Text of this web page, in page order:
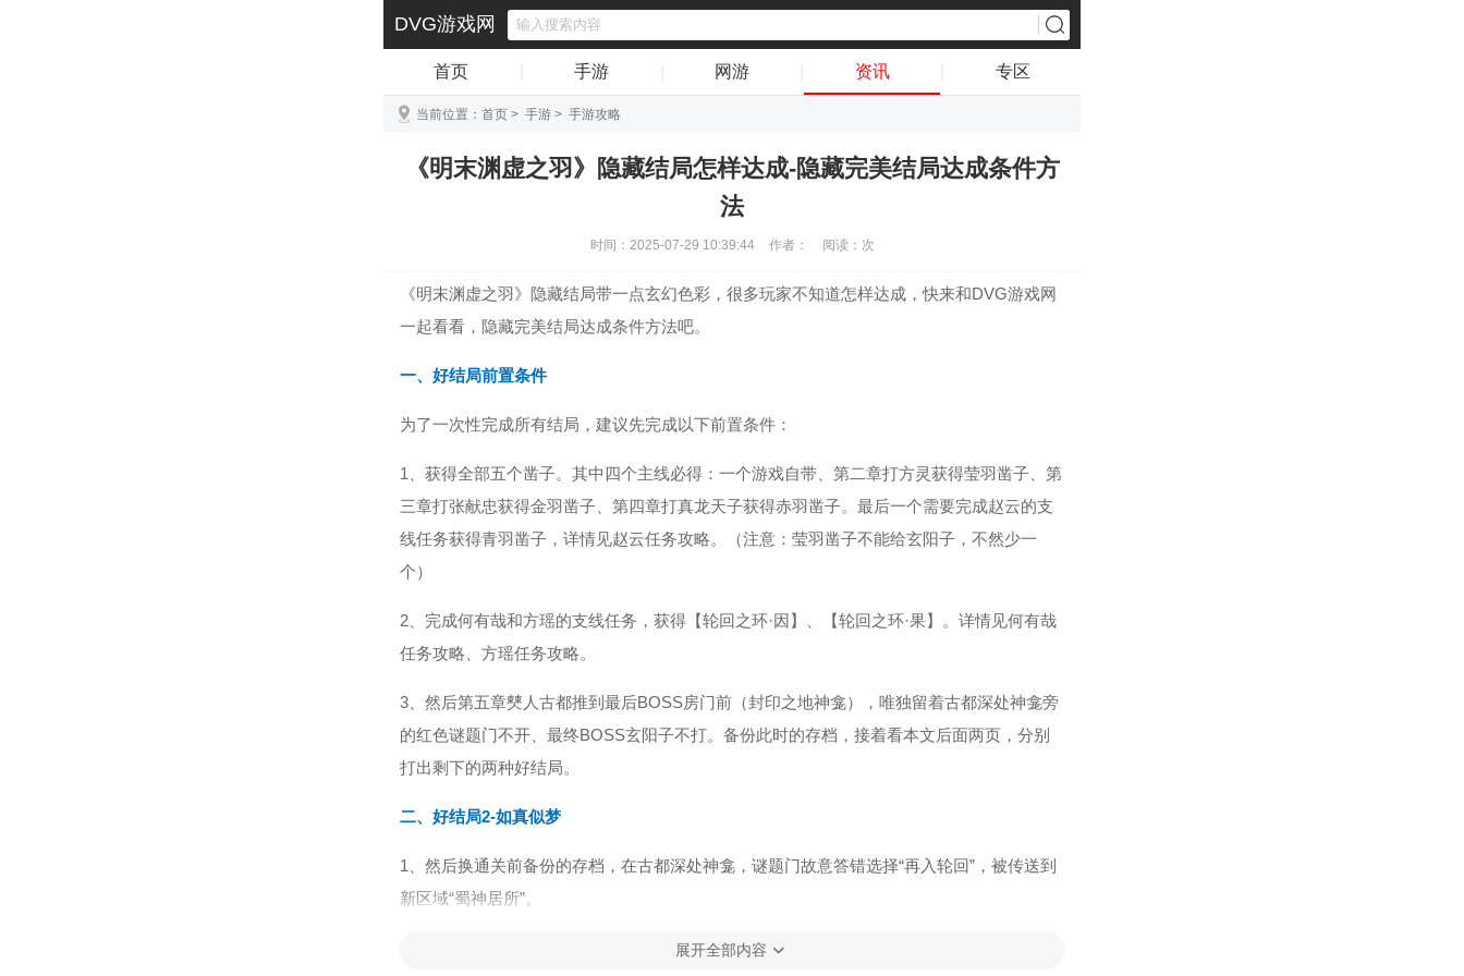
DVG游戏网
首页 手游 网游 资讯 专区
当前位置： 首页 > 手游 > 手游攻略
《明末渊虚之羽》隐藏结局怎样达成-隐藏完美结局达成条件方
法
时间：2025-07-29 10:39:44 作者： 阅读： 次
《明末渊虚之羽》隐藏结局带一点玄幻色彩，很多玩家不知道怎样达成，快来和DVG游戏网
一起看看，隐藏完美结局达成条件方法吧。
一、好结局前置条件
为了一次性完成所有结局，建议先完成以下前置条件：
1、获得全部五个凿子。其中四个主线必得：一个游戏自带、第二章打方灵获得莹羽凿子、第
三章打张献忠获得金羽凿子、第四章打真龙天子获得赤羽凿子。最后一个需要完成赵云的支
线任务获得青羽凿子，详情见赵云任务攻略。（注意：莹羽凿子不能给玄阳子，不然少一
个）
2、完成何有哉和方瑶的支线任务，获得【轮回之环·因】、【轮回之环·果】。详情见何有哉
任务攻略、方瑶任务攻略。
3、然后第五章僰人古都推到最后BOSS房门前（封印之地神龛），唯独留着古都深处神龛旁
的红色谜题门不开、最终BOSS玄阳子不打。备份此时的存档，接着看本文后面两页，分别
打出剩下的两种好结局。
二、好结局2-如真似梦
1、然后换通关前备份的存档，在古都深处神龛，谜题门故意答错选择“再入轮回”，被传送到
新区域“蜀神居所”。
展开全部内容